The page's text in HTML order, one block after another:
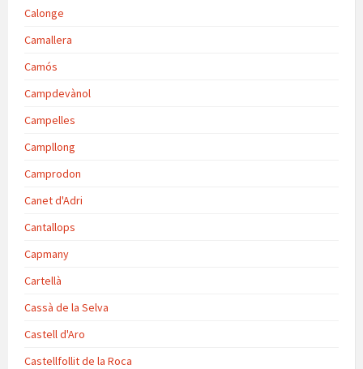
Calonge
Camallera
Camós
Campdevànol
Campelles
Campllong
Camprodon
Canet d'Adri
Cantallops
Capmany
Cartellà
Cassà de la Selva
Castell d'Aro
Castellfollit de la Roca